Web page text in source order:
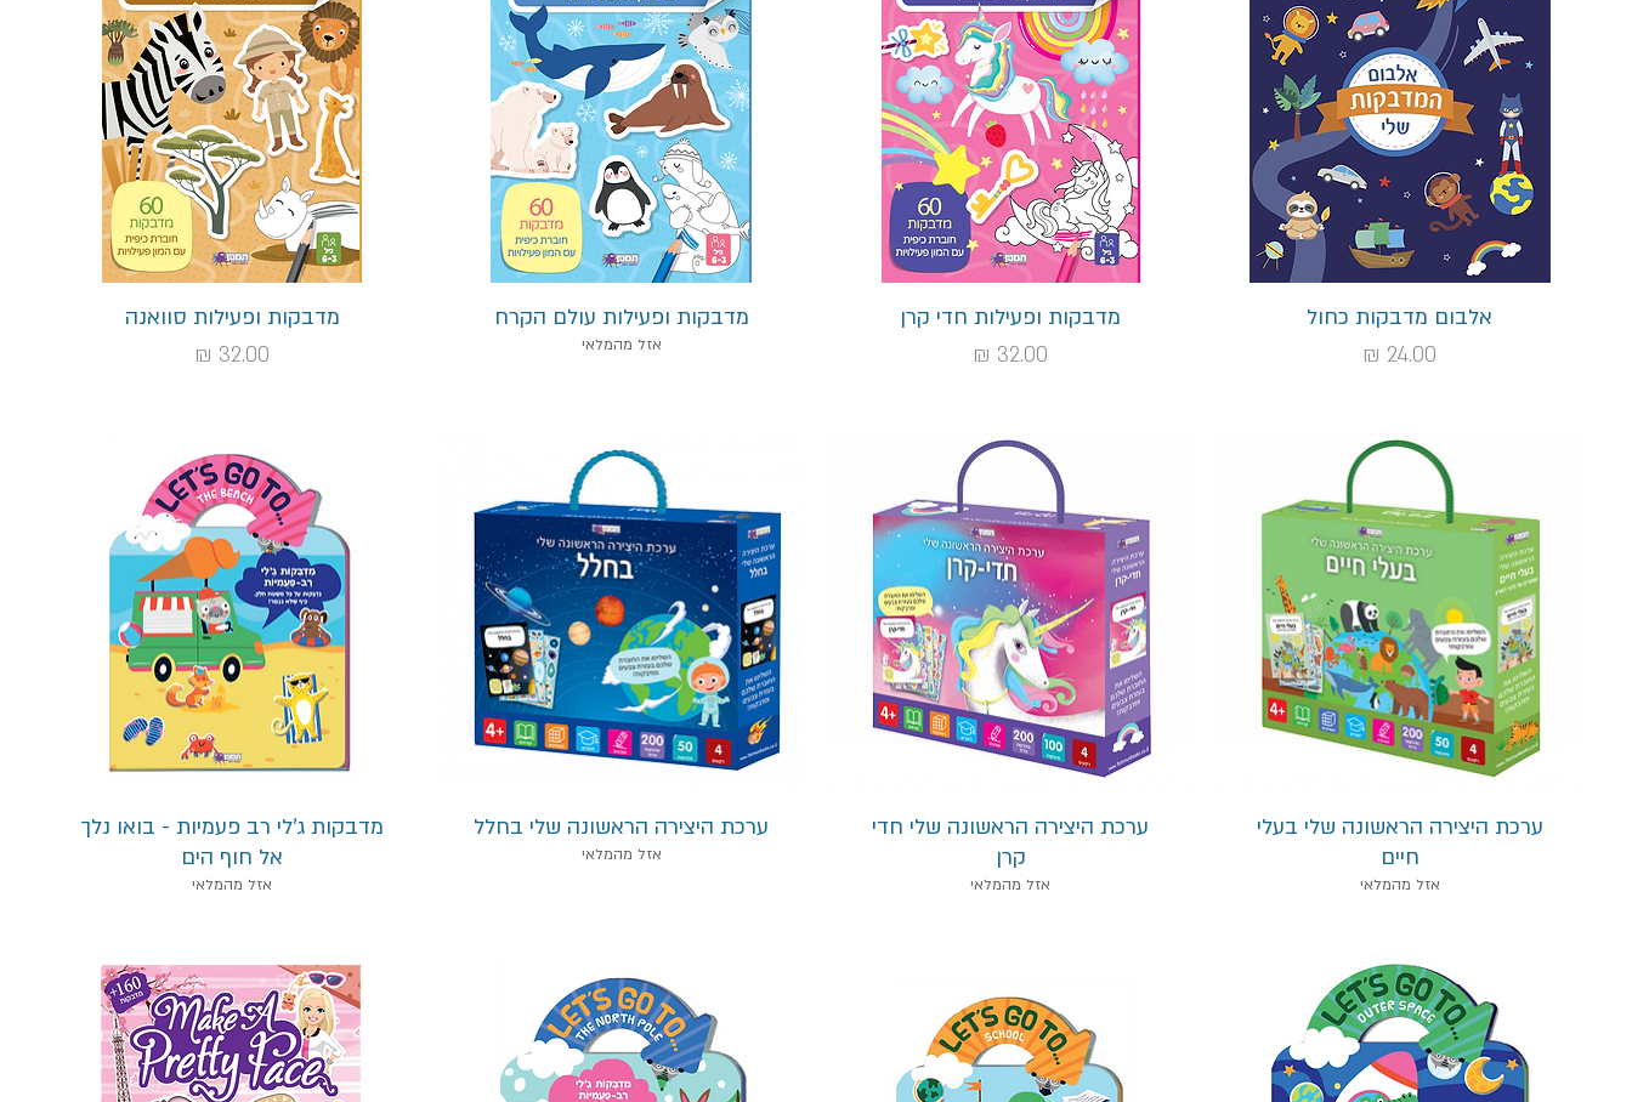
תצוגה מהירה
אלבום מדבקות כחול
מחיר
תצוגה מהירה
מדבקות ופעילות חדי קרן
מחיר
תצוגה מהירה
מדבקות ופעילות עולם הקרח
אזל מהמלאי
תצוגה מהירה
מדבקות ופעילות סוואנה
מחיר
תצוגה מהירה
ערכת היצירה הראשונה שלי בעלי
חיים
אזל מהמלאי
תצוגה מהירה
ערכת היצירה הראשונה שלי חדי
קרן
אזל מהמלאי
תצוגה מהירה
ערכת היצירה הראשונה שלי בחלל
אזל מהמלאי
תצוגה מהירה
מדבקות ג'לי רב פעמיות - בואו נלך
אל חוף הים
אזל מהמלאי